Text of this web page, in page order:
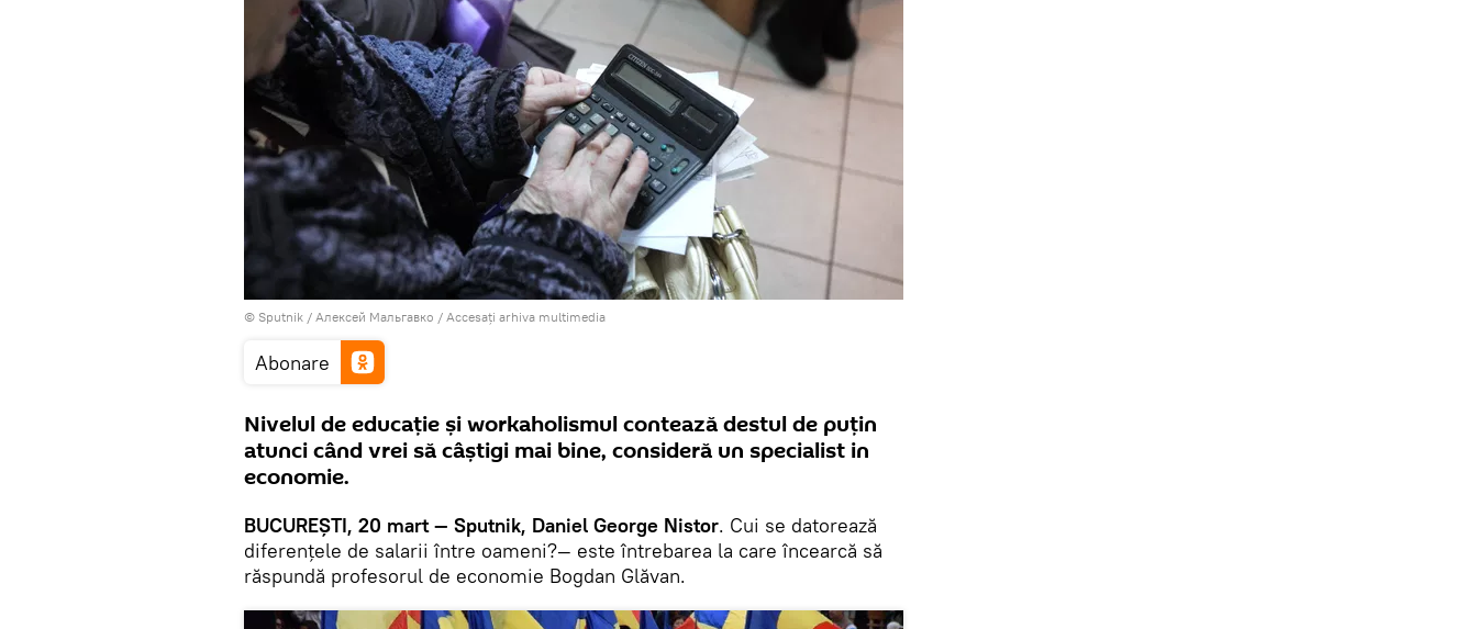
© Sputnik / Алексей Мальгавко / Accesați arhiva multimedia
Abonare
Nivelul de educație și workaholismul contează destul de puțin
atunci când vrei să câștigi mai bine, consideră un specialist in
economie.
BUCUREȘTI, 20 mart — Sputnik, Daniel George Nistor. Cui se datorează
diferențele de salarii între oameni?— este întrebarea la care încearcă să
răspundă profesorul de economie Bogdan Glăvan.